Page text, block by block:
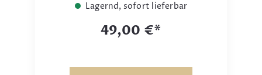
Lagernd, sofort lieferbar
49,00 €*